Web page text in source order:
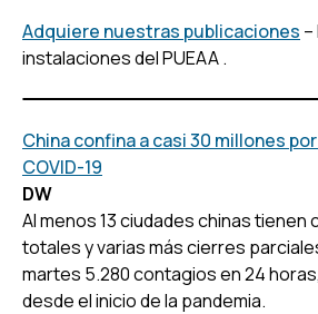
Adquiere nuestras publicaciones
instalaciones del PUEAA .
China confina a casi 30 millones
COVID-19
DW
Al menos 13 ciudades chinas
totales y varias más cierres
martes 5.280 contagios en 24
desde el inicio de la pandemia.